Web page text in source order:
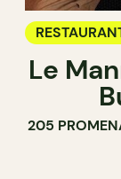
Le
205